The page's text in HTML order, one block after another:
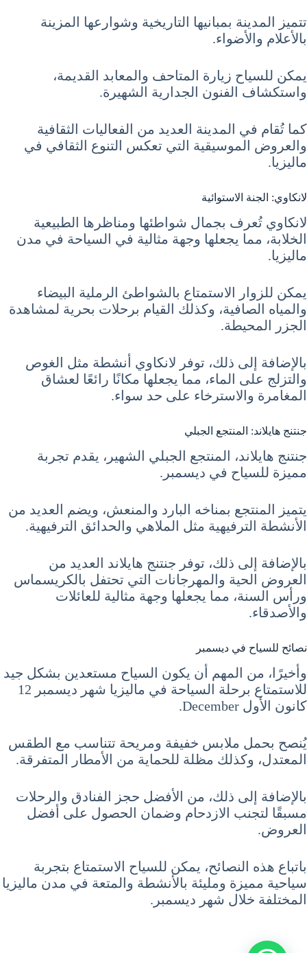
تتميز المدينة بمبانيها التاريخية وشوارعها المزينة
بالأعلام والأضواء.
يمكن للسياح زيارة المتاحف والمعابد القديمة،
واستكشاف الفنون الجدارية الشهيرة.
كما تُقام في المدينة العديد من الفعاليات الثقافية
والعروض الموسيقية التي تعكس التنوع الثقافي في
ماليزيا.
لانكاوي: الجنة الاستوائية
لانكاوي تُعرف بجمال شواطئها ومناظرها الطبيعية
الخلابة، مما يجعلها وجهة مثالية في السياحة في مدن
ماليزيا.
يمكن للزوار الاستمتاع بالشواطئ الرملية البيضاء
والمياه الصافية، وكذلك القيام برحلات بحرية لمشاهدة
الجزر المحيطة.
بالإضافة إلى ذلك، توفر لانكاوي أنشطة مثل الغوص
والتزلج على الماء، مما يجعلها مكانًا رائعًا لعشاق
المغامرة والاسترخاء على حد سواء.
جنتنج هايلاند: المنتجع الجبلي
جنتنج هايلاند، المنتجع الجبلي الشهير، يقدم تجربة
مميزة للسياح في ديسمبر.
يتميز المنتجع بمناخه البارد والمنعش، ويضم العديد من
الأنشطة الترفيهية مثل الملاهي والحدائق الترفيهية.
بالإضافة إلى ذلك، توفر جنتنج هايلاند العديد من
العروض الحية والمهرجانات التي تحتفل بالكريسماس
ورأس السنة، مما يجعلها وجهة مثالية للعائلات
والأصدقاء.
نصائح للسياح في ديسمبر
وأخيرًا، من المهم أن يكون السياح مستعدين بشكل جيد
للاستمتاع برحلة السياحة في ماليزيا شهر ديسمبر 12
كانون الأول December.
يُنصح بحمل ملابس خفيفة ومريحة تتناسب مع الطقس
المعتدل، وكذلك مظلة للحماية من الأمطار المتفرقة.
بالإضافة إلى ذلك، من الأفضل حجز الفنادق والرحلات
مسبقًا لتجنب الازدحام وضمان الحصول على أفضل
العروض.
باتباع هذه النصائح، يمكن للسياح الاستمتاع بتجربة
سياحية مميزة ومليئة بالأنشطة والمتعة في مدن ماليزيا
المختلفة خلال شهر ديسمبر.